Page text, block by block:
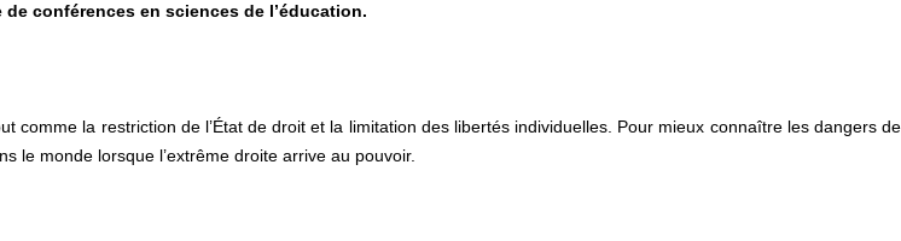
conférences en sciences de l’éducation.
comme la restriction de l’État de droit et la limitation des libertés individuelles. Pour mieux connaître les dangers de
le monde lorsque l’extrême droite arrive au pouvoir.